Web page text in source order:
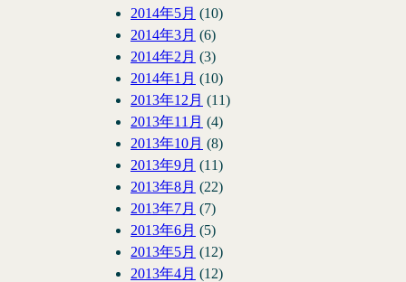
2014年5月 (10)
2014年3月 (6)
2014年2月 (3)
2014年1月 (10)
2013年12月 (11)
2013年11月 (4)
2013年10月 (8)
2013年9月 (11)
2013年8月 (22)
2013年7月 (7)
2013年6月 (5)
2013年5月 (12)
2013年4月 (12)